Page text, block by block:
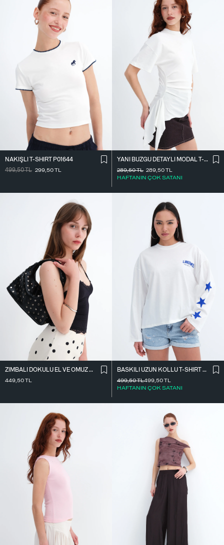
NAKIŞLI T-SHIRT P01644
499,50TL 299,50TL
YANI BÜZGÜ DETAYLI MODAL T-SHIRT P19493
289,50TL
HAFTANIN ÇOK SATANI
289,50TL
ZIMBALI DOKULU EL VE OMUZ ÇANTASI Ç1072
449,50TL
BASKILI UZUN KOLLU T-SHIRT P10697
499,50TL
HAFTANIN ÇOK SATANI
499,50TL